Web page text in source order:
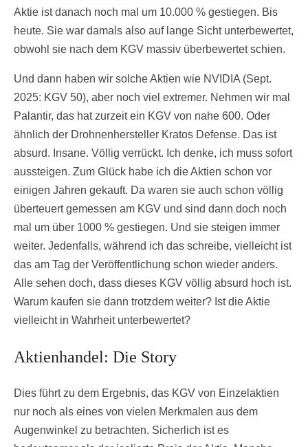
Aktie ist danach noch mal um 10.000 % gestiegen. Bis
heute. Sie war damals also auf lange Sicht unterbewertet,
obwohl sie nach dem KGV massiv überbewertet schien.
Und dann haben wir solche Aktien wie NVIDIA (Sept.
2025: KGV 50), aber noch viel extremer. Nehmen wir mal
Palantir, das hat zurzeit ein KGV von nahe 600. Oder
ähnlich der Drohnenhersteller Kratos Defense. Das ist
absurd. Insane. Völlig verrückt. Ich denke, ich muss sofort
aussteigen. Zum Glück habe ich die Aktien schon vor
einigen Jahren gekauft. Da waren sie auch schon völlig
überteuert gemessen am KGV und sind dann doch noch
mal um über 1000 % gestiegen. Und sie steigen immer
weiter. Jedenfalls, während ich das schreibe, vielleicht ist
das am Tag der Veröffentlichung schon wieder anders.
Alle sehen doch, dass dieses KGV völlig absurd hoch ist.
Warum kaufen sie dann trotzdem weiter? Ist die Aktie
vielleicht in Wahrheit unterbewertet?
Aktienhandel: Die Story
Dies führt zu dem Ergebnis, das KGV von Einzelaktien
nur noch als eines von vielen Merkmalen aus dem
Augenwinkel zu betrachten. Sicherlich ist es